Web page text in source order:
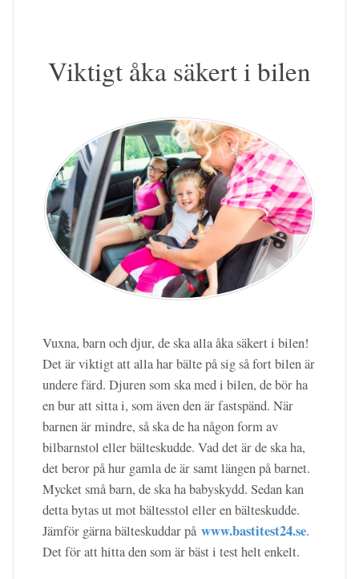
Viktigt åka säkert i bilen
Vuxna, barn och djur, de ska alla åka säkert i bilen!
Det är viktigt att alla har bälte på sig så fort bilen är
undere färd. Djuren som ska med i bilen, de bör ha
en bur att sitta i, som även den är fastspänd. När
barnen är mindre, så ska de ha någon form av
bilbarnstol eller bälteskudde. Vad det är de ska ha,
det beror på hur gamla de är samt längen på barnet.
Mycket små barn, de ska ha babyskydd. Sedan kan
detta bytas ut mot bältesstol eller en bälteskudde.
Jämför gärna bälteskuddar på www.bastitest24.se.
Det för att hitta den som är bäst i test helt enkelt.